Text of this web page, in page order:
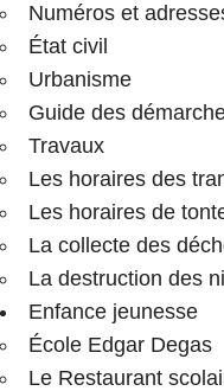
Numéros et
État civil
Urbanisme
Guide des
Travaux
Les horaires des
Les horaires de
La collecte des
La destruction des
Enfance jeunesse
École Edgar Degas
Le Restaurant